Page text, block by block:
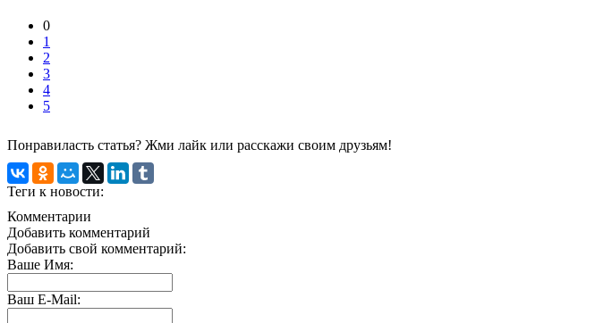
0
1
2
3
4
5
Понравиласть статья? Жми лайк или расскажи своим друзьям!
Теги к новости:
Комментарии
Добавить комментарий
Добавить свой комментарий:
Ваше Имя:
Ваш E-Mail: